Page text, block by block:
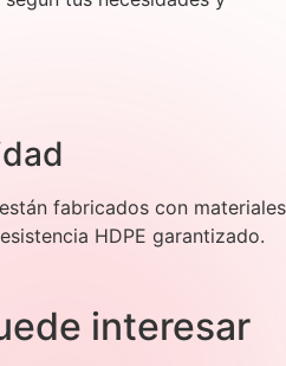
fabricados con materiales
HDPE garantizado.
interesar